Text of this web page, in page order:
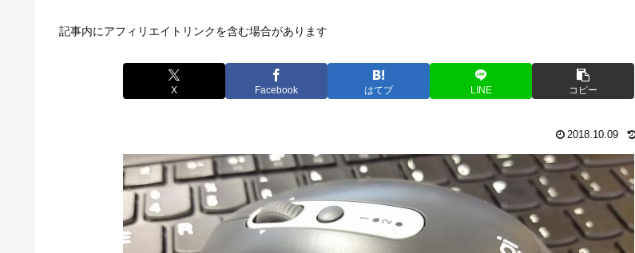
記事内にアフィリエイトリンクを含む場合があります
X Facebook はてブ LINE コピー
2018.10.09